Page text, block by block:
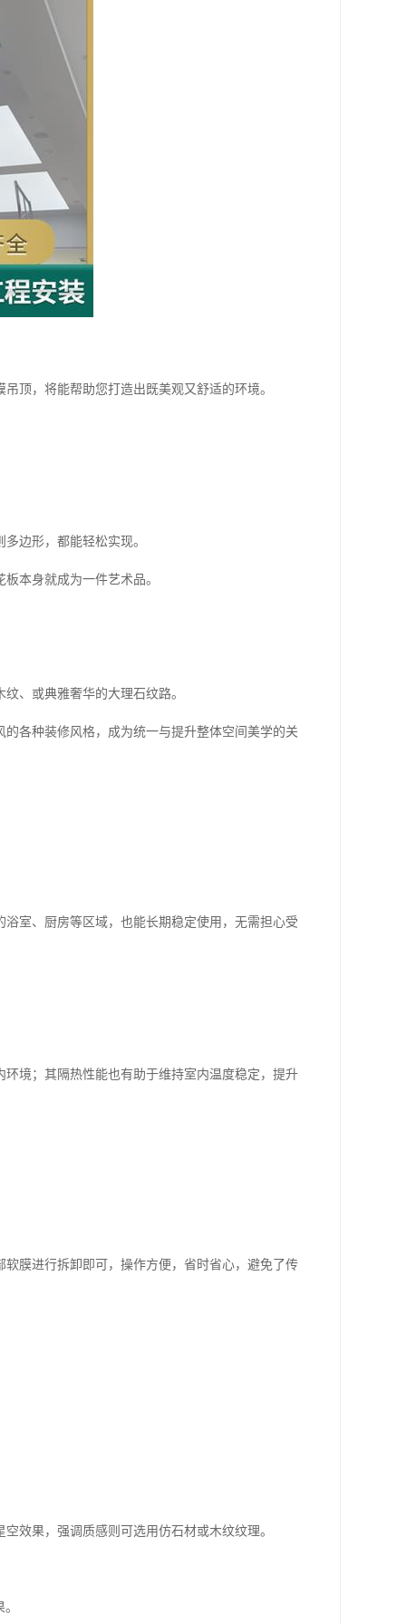
顶，将能帮助您打造出既美观又舒适的环境。
边形，都能轻松实现。
本身就成为一件艺术品。
、或典雅奢华的大理石纹路。
各种装修风格，成为统一与提升整体空间美学的关
室、厨房等区域，也能长期稳定使用，无需担心受
境；其隔热性能也有助于维持室内温度稳定，提升
膜进行拆卸即可，操作方便，省时省心，避免了传
效果，强调质感则可选用仿石材或木纹纹理。